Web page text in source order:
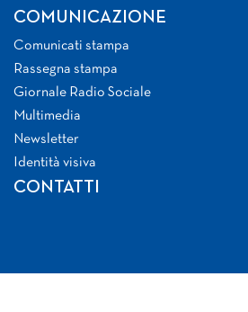
COMUNICAZIONE
Comunicati stampa
Rassegna stampa
Giornale Radio Sociale
Multimedia
Newsletter
Identità visiva
CONTATTI